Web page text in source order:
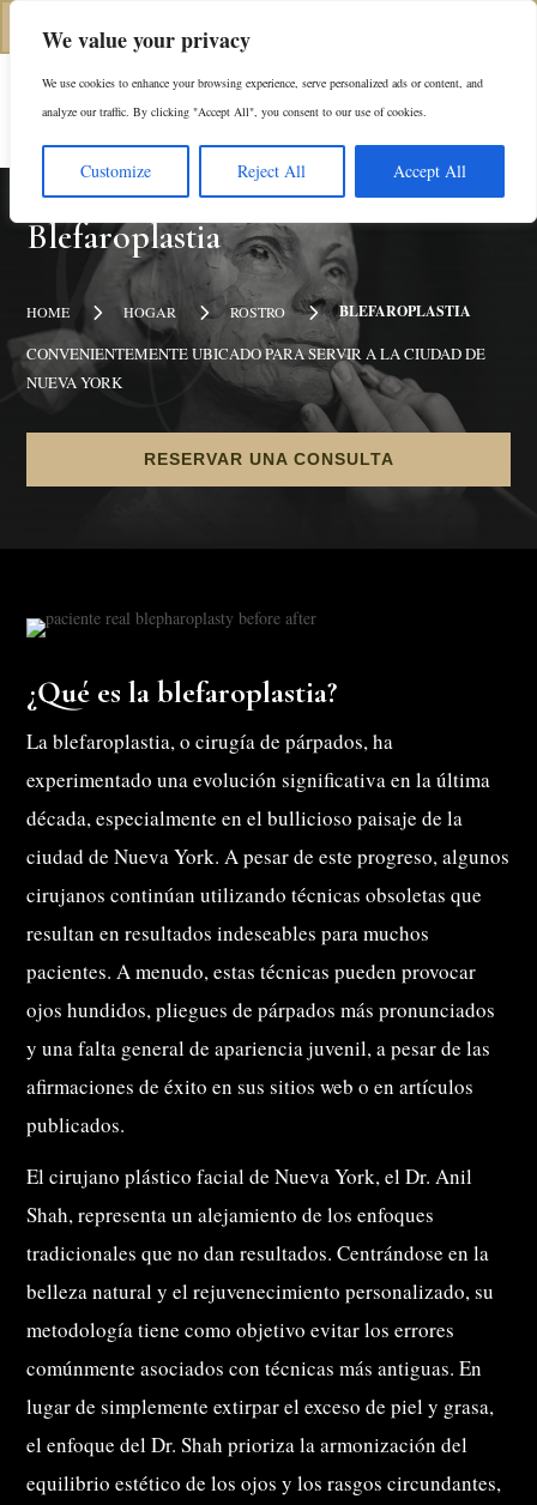
We value your privacy
We use cookies to enhance your browsing experience, serve personalized ads or content, and
analyze our traffic. By clicking "Accept All", you consent to our use of cookies.
Customize Reject All Accept All
(646) 798-4905
Blefaroplastia
HOME 5 HOGAR 5 ROSTRO 5 BLEFAROPLASTIA
CONVENIENTEMENTE UBICADO PARA SERVIR A LA CIUDAD DE
NUEVA YORK
RESERVAR UNA CONSULTA
¿Qué es la blefaroplastia?
La blefaroplastia, o cirugía de párpados, ha
experimentado una evolución significativa en la última
década, especialmente en el bullicioso paisaje de la
ciudad de Nueva York. A pesar de este progreso, algunos
cirujanos continúan utilizando técnicas obsoletas que
resultan en resultados indeseables para muchos
pacientes. A menudo, estas técnicas pueden provocar
ojos hundidos, pliegues de párpados más pronunciados
y una falta general de apariencia juvenil, a pesar de las
afirmaciones de éxito en sus sitios web o en artículos
publicados.
​El cirujano plástico facial de Nueva York, el Dr. Anil
Shah, representa un alejamiento de los enfoques
tradicionales que no dan resultados. Centrándose en la
belleza natural y el rejuvenecimiento personalizado, su
metodología tiene como objetivo evitar los errores
comúnmente asociados con técnicas más antiguas. En
lugar de simplemente extirpar el exceso de piel y grasa,
el enfoque del Dr. Shah prioriza la armonización del
equilibrio estético de los ojos y los rasgos circundantes,